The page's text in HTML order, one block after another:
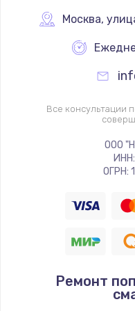
Москва,
Все консультации
ООО
ОГРН:
Ремонт